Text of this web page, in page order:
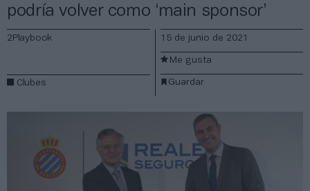
podría volver como ‘main sponsor’
2Playbook
Clubes
15 de junio de 2021
Guardar
Me gusta